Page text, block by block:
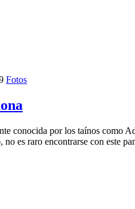
Fotos
conocida por los taínos como
no es raro encontrarse con este